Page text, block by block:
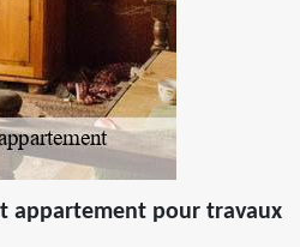
appartement pour travaux